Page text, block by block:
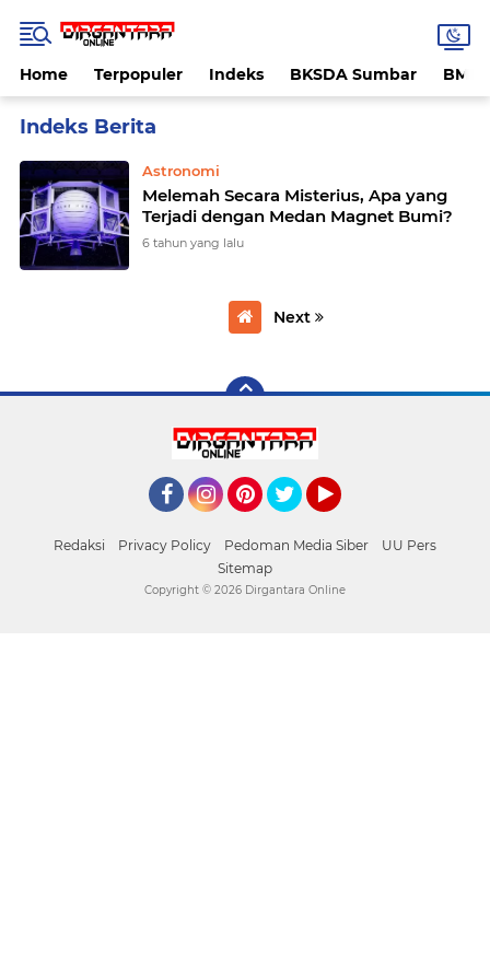
Home Terpopuler Indeks BKSDA Sumbar
Astronomi
Melemah Secara Misterius, Apa yang
Terjadi dengan Medan Magnet Bumi?
6 tahun yang lalu
Next
Redaksi Privacy Policy Pedoman Media Siber
UU Pers
Sitemap
Copyright © 2026 Dirgantara Online